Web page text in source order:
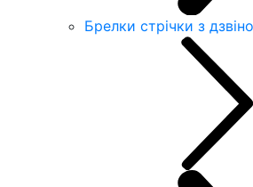
Брелки стрічки з